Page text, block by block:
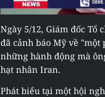
Ngày 5/12, Giám đốc
đã cảnh báo Mỹ về
những hành động mà
hạt nhân Iran.
Phát biểu tại một hội